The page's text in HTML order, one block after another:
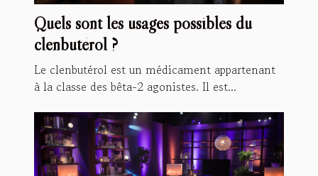
Quels sont les usages possibles du
clenbutérol ?
Le clenbutérol est un médicament appartenant
à la classe des bêta-2 agonistes. Il est...